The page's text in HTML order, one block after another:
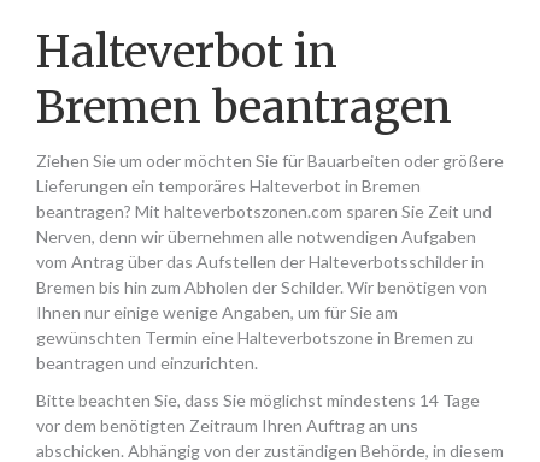
Halteverbot in
Bremen beantragen
Ziehen Sie um oder möchten Sie für Bauarbeiten oder größere
Lieferungen ein temporäres Halteverbot in Bremen
beantragen? Mit halteverbotszonen.com sparen Sie Zeit und
Nerven, denn wir übernehmen alle notwendigen Aufgaben
vom Antrag über das Aufstellen der Halteverbotsschilder in
Bremen bis hin zum Abholen der Schilder. Wir benötigen von
Ihnen nur einige wenige Angaben, um für Sie am
gewünschten Termin eine Halteverbotszone in Bremen zu
beantragen und einzurichten.
Bitte beachten Sie, dass Sie möglichst mindestens 14 Tage
vor dem benötigten Zeitraum Ihren Auftrag an uns
abschicken. Abhängig von der zuständigen Behörde, in diesem